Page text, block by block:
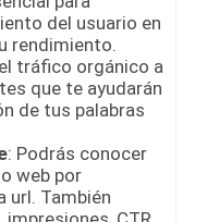
del usuario en
rendimiento.
tráfico orgánico a
que te ayudarán
de tus palabras
: Podrás conocer
web por
url. También